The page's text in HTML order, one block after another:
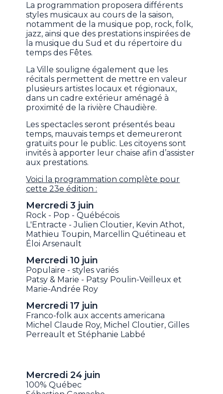
La programmation proposera différents
styles musicaux au cours de la saison,
notamment de la musique pop, rock, folk,
jazz, ainsi que des prestations inspirées de
la musique du Sud et du répertoire du
temps des Fêtes.
La Ville souligne également que les
récitals permettent de mettre en valeur
plusieurs artistes locaux et régionaux,
dans un cadre extérieur aménagé à
proximité de la rivière Chaudière.
Les spectacles seront présentés beau
temps, mauvais temps et demeureront
gratuits pour le public. Les citoyens sont
invités à apporter leur chaise afin d’assister
aux prestations.
Voici la programmation complète pour
cette 23e édition :
Mercredi 3 juin
Rock - Pop - Québécois
L'Entracte - Julien Cloutier, Kevin Athot,
Mathieu Toupin, Marcellin Quétineau et
Éloi Arsenault
Mercredi 10 juin
Populaire - styles variés
Patsy & Marie - Patsy Poulin-Veilleux et
Marie-Andrée Roy
Mercredi 17 juin
Franco-folk aux accents americana
Michel Claude Roy, Michel Cloutier, Gilles
Perreault et Stéphanie Labbé
Mercredi 24 juin
100% Québec